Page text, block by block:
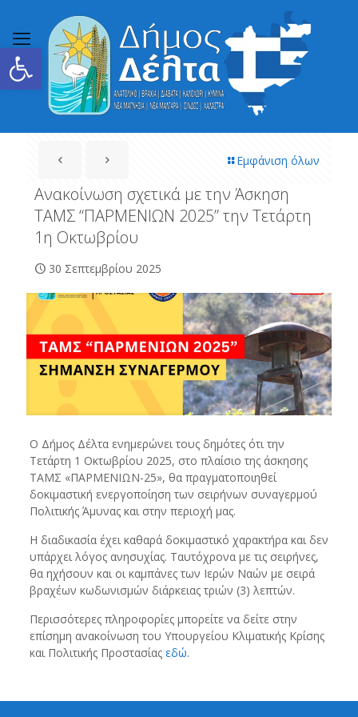
Ανοίξτε τη γραμμή εργαλείων
Εμφάνιση όλων
Ανακοίνωση σχετικά με την Άσκηση
ΤΑΜΣ “ΠΑΡΜΕΝΙΩΝ 2025” την Τετάρτη
1η Οκτωβρίου
30 Σεπτεμβρίου 2025
Ο Δήμος Δέλτα ενημερώνει τους δημότες ότι την
Τετάρτη 1 Οκτωβρίου 2025, στο πλαίσιο της άσκησης
ΤΑΜΣ «ΠΑΡΜΕΝΙΩΝ-25», θα πραγματοποιηθεί
δοκιμαστική ενεργοποίηση των σειρήνων συναγερμού
Πολιτικής Άμυνας και στην περιοχή μας.
Η διαδικασία έχει καθαρά δοκιμαστικό χαρακτήρα και δεν
υπάρχει λόγος ανησυχίας. Ταυτόχρονα με τις σειρήνες,
θα ηχήσουν και οι καμπάνες των Ιερών Ναών με σειρά
βραχέων κωδωνισμών διάρκειας τριών (3) λεπτών.
Περισσότερες πληροφορίες μπορείτε να δείτε στην
επίσημη ανακοίνωση του Υπουργείου Κλιματικής Κρίσης
και Πολιτικής Προστασίας εδώ.